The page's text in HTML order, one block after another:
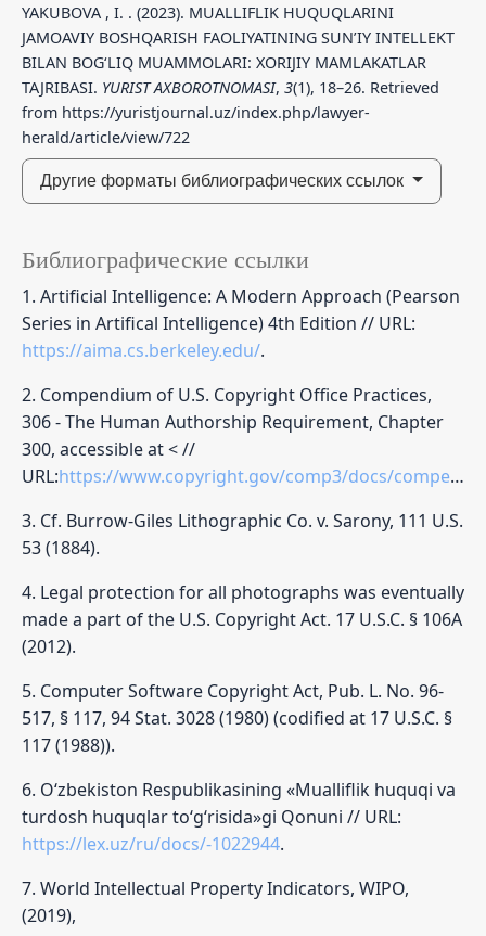
YAKUBOVA , I. . (2023). MUALLIFLIK HUQUQLARINI
JAMOAVIY BOSHQARISH FAOLIYATINING SUN’IY INTELLEKT
BILAN BOG‘LIQ MUAMMOLARI: XORIJIY MAMLAKATLAR
TAJRIBASI. YURIST AXBOROTNOMASI, 3(1), 18–26. Retrieved
from https://yuristjournal.uz/index.php/lawyer-
herald/article/view/722
Другие форматы библиографических ссылок
Библиографические ссылки
1. Artificial Intelligence: A Modern Approach (Pearson
Series in Artifical Intelligence) 4th Edition // URL:
https://aima.cs.berkeley.edu/.
2. Compendium of U.S. Copyright Office Practices,
306 - The Human Authorship Requirement, Chapter
300, accessible at < //
URL:https://www.copyright.gov/comp3/docs/compendium.pdf
3. Cf. Burrow-Giles Lithographic Co. v. Sarony, 111 U.S.
53 (1884).
4. Legal protection for all photographs was eventually
made a part of the U.S. Copyright Act. 17 U.S.C. § 106A
(2012).
5. Computer Software Copyright Act, Pub. L. No. 96-
517, § 117, 94 Stat. 3028 (1980) (codified at 17 U.S.C. §
117 (1988)).
6. O‘zbekiston Respublikasining «Mualliflik huquqi va
turdosh huquqlar to‘g‘risida»gi Qonuni // URL:
https://lex.uz/ru/docs/-1022944.
7. World Intellectual Property Indicators, WIPO,
(2019),